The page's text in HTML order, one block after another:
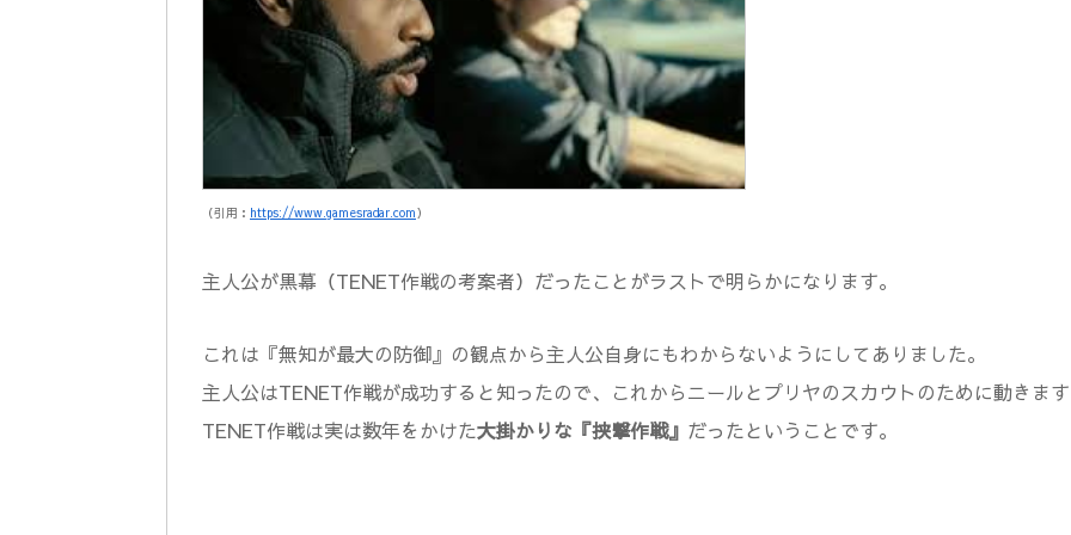
（引用： https://www.gamesradar.com）
主人公が黒幕（TENET作戦の考案者）だったことがラストで明らかになります。
これは『無知が最大の防御』の観点から主人公自身にもわからないようにしてありました。
主人公はTENET作戦が成功すると知ったので、これからニールとプリヤのスカウトのために動きま
TENET作戦は実は数年をかけた大掛かりな『挟撃作戦』 だったということです。